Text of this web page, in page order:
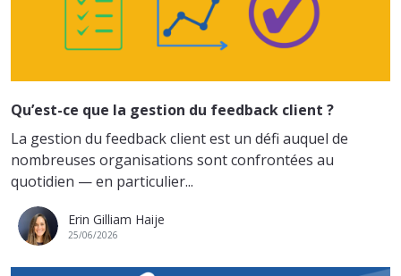
Qu’est-ce que la gestion du feedback client ?
La gestion du feedback client est un défi auquel de
nombreuses organisations sont confrontées au
quotidien — en particulier...
Erin Gilliam Haije
25/06/2026